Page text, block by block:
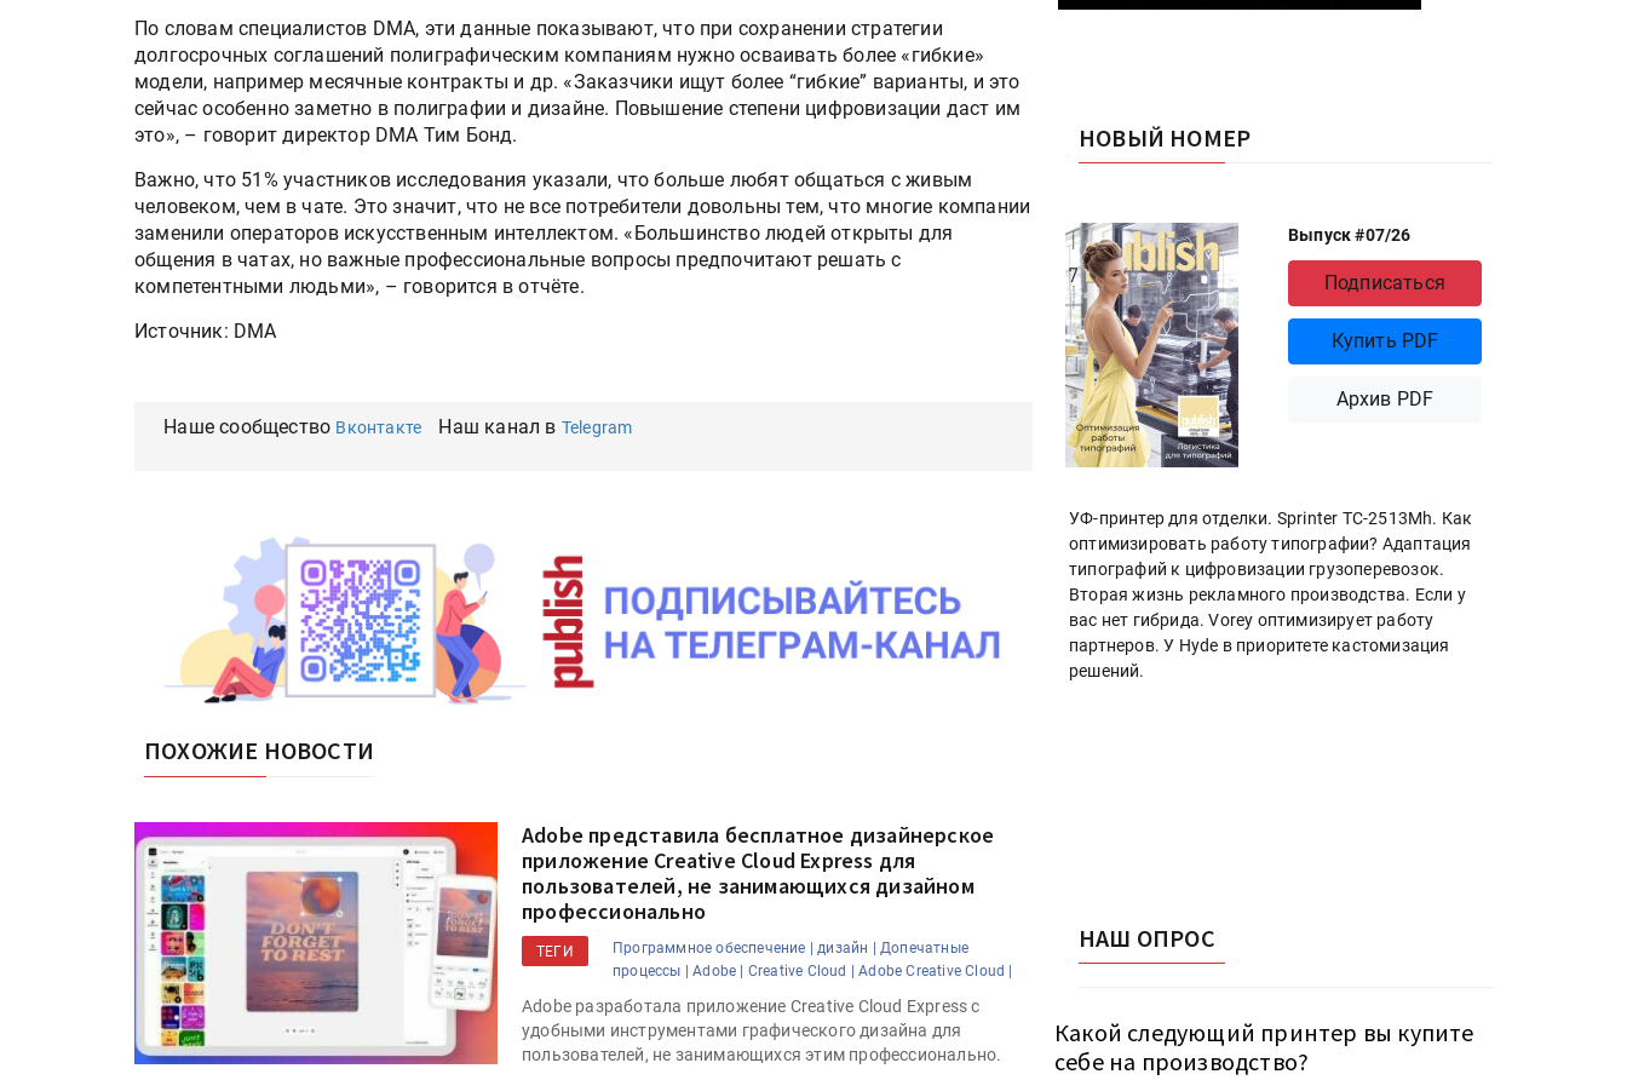
По словам специалистов DMA, эти данные показывают, что при сохранении стратегии
долгосрочных соглашений полиграфическим компаниям нужно осваивать более «гибкие»
модели, например месячные контракты и др. «Заказчики ищут более “гибкие” варианты, и это
сейчас особенно заметно в полиграфии и дизайне. Повышение степени цифровизации даст им
это», – говорит директор DMA Тим Бонд.
Важно, что 51% участников исследования указали, что больше любят общаться с живым
человеком, чем в чате. Это значит, что не все потребители довольны тем, что многие компании
заменили операторов искусственным интеллектом. «Большинство людей открыты для
общения в чатах, но важные профессиональные вопросы предпочитают решать с
компетентными людьми», – говорится в отчёте.
Источник: DMA
Наше сообщество Вконтакте Наш канал в Telegram
ПОХОЖИЕ НОВОСТИ
Adobe представила бесплатное дизайнерское
приложение Creative Cloud Express для
пользователей, не занимающихся дизайном
профессионально
ТЕГИ Программное обеспечение | дизайн |
Допечатные
процессы |
Adobe | Creative Cloud | Adobe Creative Cloud |
Adobe разработала приложение Creative Cloud Express с
удобными инструментами графического дизайна для
пользователей, не занимающихся этим профессионально.
НОВЫЙ НОМЕР
Выпуск #07/26
Подписаться
Купить PDF
Архив PDF
УФ-принтер для отделки. Sprinter ТС-2513Mh. Как
оптимизировать работу типографии? Адаптация
типографий к цифровизации грузоперевозок.
Вторая жизнь рекламного производства. Если у
вас нет гибрида. Vorey оптимизирует работу
партнеров. У Hyde в приоритете кастомизация
решений.
НАШ ОПРОС
Какой следующий принтер вы купите
себе на производство?